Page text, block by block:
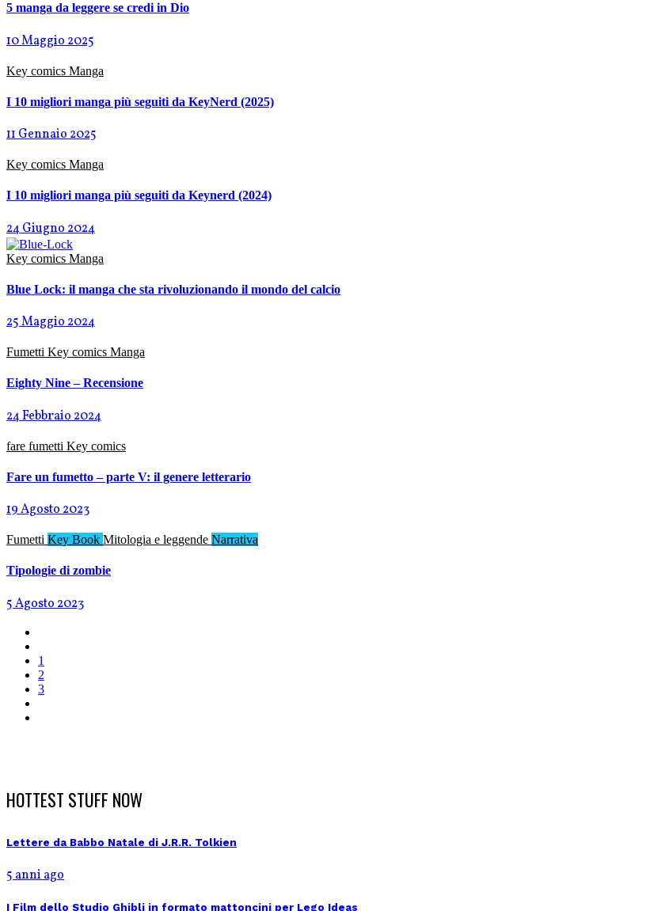
5 manga da leggere se credi in Dio
10 Maggio 2025
Key comics Manga
I 10 migliori manga più seguiti da KeyNerd (2025)
11 Gennaio 2025
Key comics Manga
I 10 migliori manga più seguiti da Keynerd (2024)
24 Giugno 2024
Key comics Manga
Blue Lock: il manga che sta rivoluzionando il mondo del calcio
25 Maggio 2024
Fumetti Key comics Manga
Eighty Nine – Recensione
24 Febbraio 2024
fare fumetti Key comics
Fare un fumetto – parte V: il genere letterario
19 Agosto 2023
Fumetti Key Book Mitologia e leggende Narrativa
Tipologie di zombie
5 Agosto 2023
1
2
3
HOTTEST STUFF NOW
Lettere da Babbo Natale di J.R.R. Tolkien
5 anni ago
I Film dello Studio Ghibli in formato mattoncini per Lego Ideas